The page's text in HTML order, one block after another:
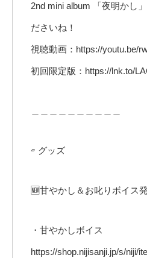
2nd mini album 「夜明かし
ださいね！
視聴動画：https://youtu.be/
初回限定版：https://lnk.to/
▱ グッズ
🆕甘やかし＆お叱りボイス
・甘やかしボイス
https://shop.nijisanji.jp/s/niji/